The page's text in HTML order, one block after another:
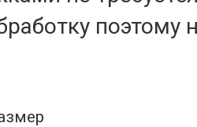
поэтому